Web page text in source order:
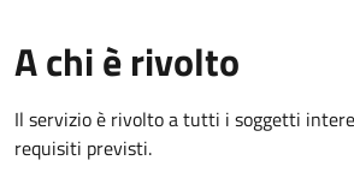
A chi è rivolto
Il servizio è rivolto a tutti i soggetti
requisiti previsti.